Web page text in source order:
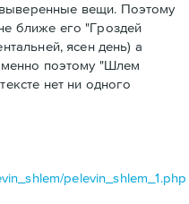
вещи. Поэтому
ближе его "Гроздей
ясен день) а
поэтому "Шлем
нет ни одного
pelevin_shlem_1.php